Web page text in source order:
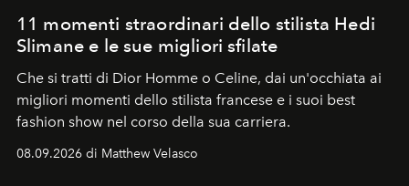
11 momenti straordinari dello stilista Hedi
Slimane e le sue migliori sfilate
Che si tratti di Dior Homme o Celine, dai un'occhiata ai
migliori momenti dello stilista francese e i suoi best
fashion show nel corso della sua carriera.
08.09.2026 di Matthew Velasco